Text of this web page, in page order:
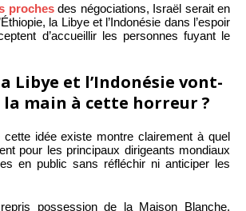
prochesdes négociations, Israël serait en
la Libye et l’Indonésie dans l’espoir
d’accueillir les personnes fuyant le
Libye et l’Indonésie vont-
main à cette horreur ?
idée existe montre clairement à quel
pour les principaux dirigeants mondiaux
en public sans réfléchir ni anticiper les
possession de la Maison Blanche,